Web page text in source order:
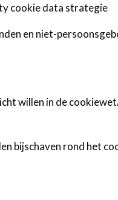
cookie data strategie
en niet-
willen in de
bijschaven rond het